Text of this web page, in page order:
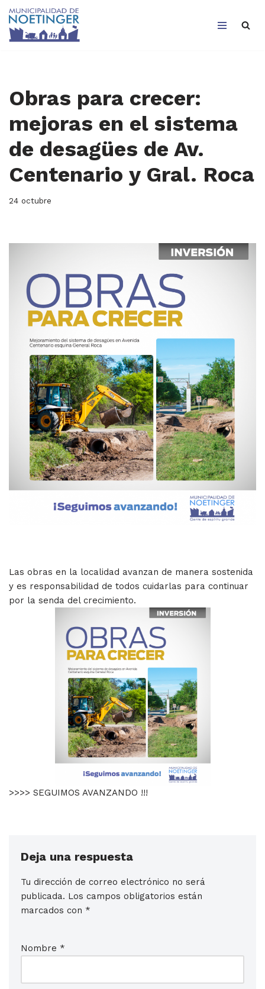
Saltar
Obras para crecer:
mejoras en el sistema
de desagües de Av.
Centenario y Gral. Roca
24 octubre
Las obras en la localidad avanzan de manera sostenida
y es responsabilidad de todos cuidarlas para continuar
por la senda del crecimiento.
>>>> SEGUIMOS AVANZANDO !!!
Deja una respuesta
Tu dirección de correo electrónico no será
publicada. Los campos obligatorios están
marcados con *
Nombre *